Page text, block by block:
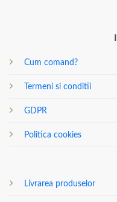
Cum comand?
Termeni si conditii
GDPR
Politica cookies
Livrarea produselor